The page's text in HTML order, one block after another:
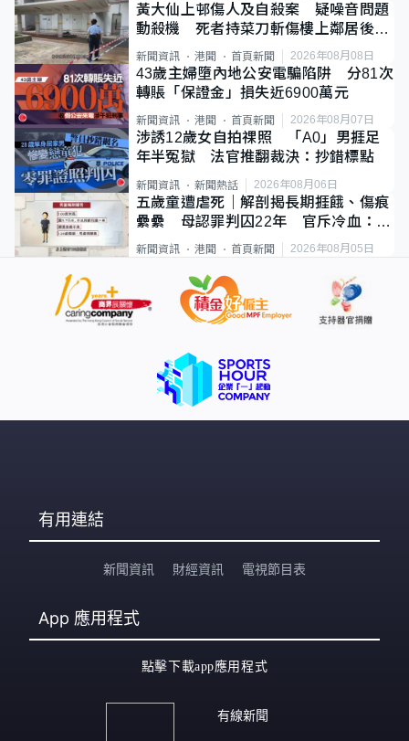
黃大仙上邨傷人及自殺案 疑噪音問題
動殺機 死者持菜刀斬傷樓上鄰居後墮
斃
新聞資訊 港聞 首頁新聞 2026年08月08日
43歲主婦墮內地公安電騙陷阱 分81次
轉賬「保證金」損失近6900萬元
新聞資訊 港聞 首頁新聞 2026年08月07日
涉誘12歲女自拍祼照 「A0」男捱足
年半冤獄 法官推翻裁決：抄錯標點
新聞資訊 新聞熱話 2026年08月06日
五歲童遭虐死｜解剖揭長期捱餓、傷痕
纍纍 母認罪判囚22年 官斥冷血：同
類案最惡劣
新聞資訊 港聞 首頁新聞 2026年08月05日
有用連結
新聞資訊 財經資訊 電視節目表
App 應用程式
點擊下載app應用程式
有線新聞